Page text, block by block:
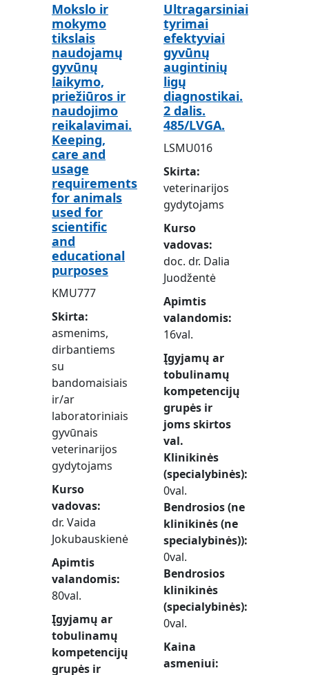
Mokslo ir
mokymo
tikslais
naudojamų
gyvūnų
laikymo,
priežiūros ir
naudojimo
reikalavimai.
Keeping,
care and
usage
requirements
for animals
used for
scientific
and
educational
purposes
KMU777
Skirta
asmenims,
dirbantiems
su
bandomaisiais
ir/ar
laboratoriniais
gyvūnais
veterinarijos
gydytojams
Kurso
vadovas
dr. Vaida
Jokubauskienė
Apimtis
valandomis
80val.
Įgyjamų ar
tobulinamų
kompetencijų
grupės ir
Ultragarsiniai
tyrimai
efektyviai
gyvūnų
augintinių
ligų
diagnostikai.
2 dalis.
485/LVGA.
LSMU016
Skirta
veterinarijos
gydytojams
Kurso
vadovas
doc. dr. Dalia
Juodžentė
Apimtis
valandomis
16val.
Įgyjamų ar
tobulinamų
kompetencijų
grupės ir
joms skirtos
val.
Klinikinės
(specialybinės)
0val.
Bendrosios (ne
klinikinės (ne
specialybinės))
0val.
Bendrosios
klinikinės
(specialybinės)
0val.
Kaina
asmeniui